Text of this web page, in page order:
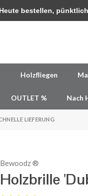
Holzfliegen
OUTLET % Nach
LIEFERUNG
Bewoodz ®
Holzbrille
bestellen,